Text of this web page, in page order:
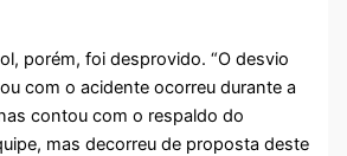
porém, foi desprovido. “O desvio
com o acidente ocorreu durante a
contou com o respaldo do
mas decorreu de proposta deste